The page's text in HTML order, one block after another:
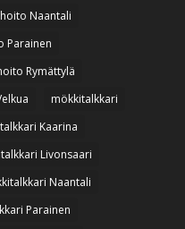
Naantali
Parainen
Rymättylä
mökkitalkkari
Kaarina
Livonsaari
Naantali
Parainen